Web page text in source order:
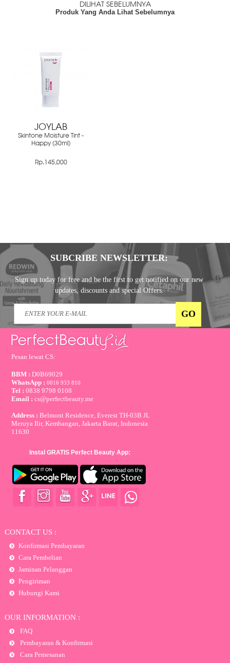
DILIHAT SEBELUMNYA
Produk Yang Anda Lihat Sebelumnya
JOYLAB
Skintone Moisture Tint -
Happy (30ml)
Rp.145,000
SUBCRIBE NEWSLETTER:
Sign up today for free and be the first to get notified on our new
updates, discounts and special Offers.
Pesan lewat CS:
BBM : D0B69029
WhatsApp :0816 933 810
Tel :0838 9798 0108
Email :cs@perfectbeauty.me
Address : Belmont Residence, Everest TH-03B JL
Meruya Ilir, Kembangan, Jakarta Barat, Indonesia
11630
Instal GRATIS Perfect Beauty App:
CONTACT US :
Konfirmasi Pembayaran
Cara Pembelian
Jaminan Pelanggan
Pengiriman
Hubungi Kami
OUR INFORMATION :
FAQ
Pembayaran & Konfirmasi
Cara Pemesanan